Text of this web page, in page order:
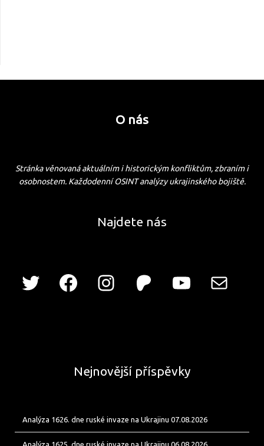
O nás
Stránka věnovaná aktuálním i historickým konfliktům, zbraním i
osobnostem. Každodenní OSINT analýzy ukrajinského bojiště.
Najdete nás
Nejnovější příspěvky
Analýza 1626. dne ruské invaze na Ukrajinu 07.08.2026
Analýza 1625. dne ruské invaze na Ukrajinu 06.08.2026